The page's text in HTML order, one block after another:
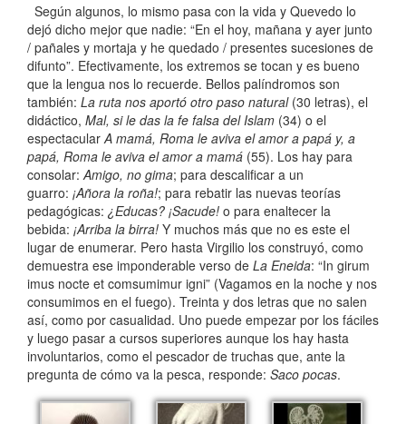
Según algunos, lo mismo pasa con la vida y Quevedo lo
dejó dicho mejor que nadie: “En el hoy, mañana y ayer junto
/ pañales y mortaja y he quedado / presentes sucesiones de
difunto”. Efectivamente, los extremos se tocan y es bueno
que la lengua nos lo recuerde. Bellos palíndromos son
también: La ruta nos aportó otro paso natural (30 letras), el
didáctico, Mal, si le das la fe falsa del Islam (34) o el
espectacular A mamá, Roma le aviva el amor a papá y, a
papá, Roma le aviva el amor a mamá (55). Los hay para
consolar: Amigo, no gima; para descalificar a un
guarro: ¡Añora la roña!; para rebatir las nuevas teorías
pedagógicas: ¿Educas? ¡Sacude! o para enaltecer la
bebida: ¡Arriba la birra! Y muchos más que no es este el
lugar de enumerar. Pero hasta Virgilio los construyó, como
demuestra ese imponderable verso de La Eneida: “In girum
imus nocte et comsumimur igni” (Vagamos en la noche y nos
consumimos en el fuego). Treinta y dos letras que no salen
así, como por casualidad. Uno puede empezar por los fáciles
y luego pasar a cursos superiores aunque los hay hasta
involuntarios, como el pescador de truchas que, ante la
pregunta de cómo va la pesca, responde: Saco pocas.